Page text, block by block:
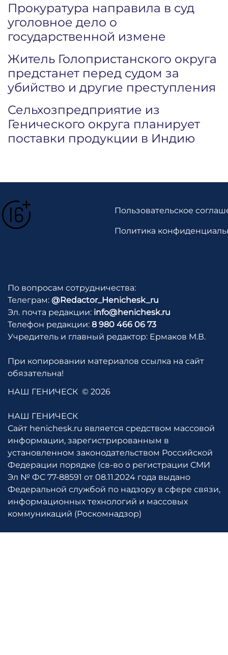
Прокуратура направила в суд
уголовное дело о
государственной измене
Житель Голопристанского округа
предстанет перед судом за
убийство и другие преступления
Сельхозпредприятие из
Генического округа планирует
поставки продукции в Индию
Пользовательское
Политика
По вопросам сотрудничества:
Телеграм: @Redactor_Henichesk_ru
Эл. почта редакции: info@henichesk.ru
Телефон редакции: 8 980 466 06 73
Учредитель и главный редактор: Ермаков М.В.
При копировании материалов ссылка на сайт
обязательна!
НАШ ГЕНИЧЕСК © 2026
НАШ ГЕНИЧЕСК
Сайт henichesk.ru является средством массовой
информации, зарегистрированным в
установленном законодательством Российской
Федерации порядке (св-во о регистрации СМИ
Эл № ФС 77-88591 от 08.11.2024 года выдано
Федеральной службой по надзору в сфере связи,
информационных технологий и массовых
коммуникаций (Роскомнадзор)